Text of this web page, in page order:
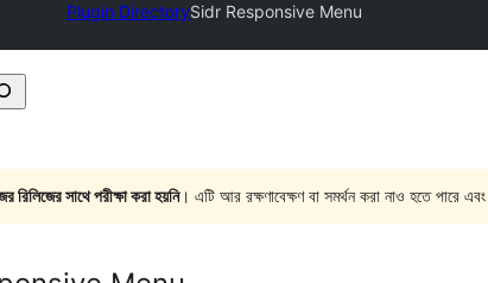
Plugin DirectorySidr Responsive Menu
রিলিজের সাথে পরীক্ষা করা হয়নি। এটি আর রক্ষণাবেক্ষণ বা সমর্থন করা নাও হতে পারে